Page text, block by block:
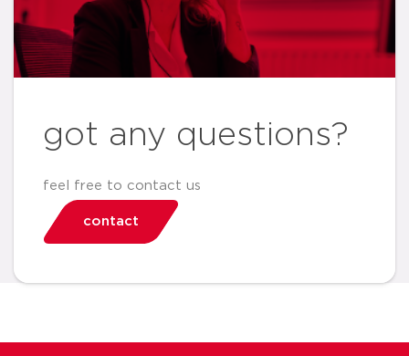
got any questions?
feel free to contact us
contact